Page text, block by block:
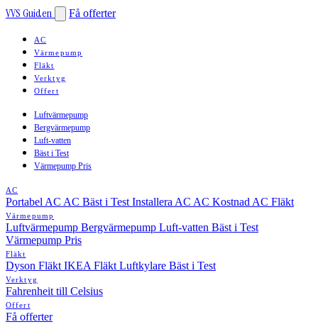
VVS Guiden Få offerter
AC
Värmepump
Fläkt
Verktyg
Offert
Luftvärmepump
Bergvärmepump
Luft-vatten
Bäst i Test
Värmepump Pris
AC
Portabel AC AC Bäst i Test Installera AC AC Kostnad AC Fläkt
Värmepump
Luftvärmepump Bergvärmepump Luft-vatten Bäst i Test
Värmepump Pris
Fläkt
Dyson Fläkt IKEA Fläkt Luftkylare Bäst i Test
Verktyg
Fahrenheit till Celsius
Offert
Få offerter